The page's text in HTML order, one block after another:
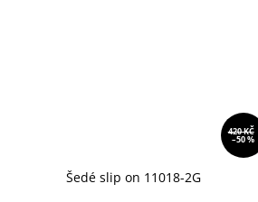
420 KČ
–50 %
Šedé slip on 11018-2G